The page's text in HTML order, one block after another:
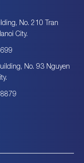
No. 210 Tran
City.
No. 93 Nguyen